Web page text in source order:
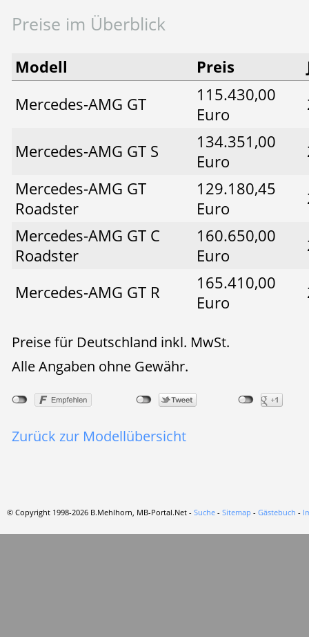
Preise im Überblick
Modell Preis
Mercedes-AMG GT
115.430,00
Euro
Mercedes-AMG GT S
134.351,00
Euro
Mercedes-AMG GT
Roadster
129.180,45
Euro
Mercedes-AMG GT C
Roadster
160.650,00
Euro
Mercedes-AMG GT R
165.410,00
Euro
Preise für Deutschland inkl. MwSt.
Alle Angaben ohne Gewähr.
Zurück zur Modellübersicht
© Copyright 1998-2026 B.Mehlhorn, MB-Portal.Net - Suche - Sitemap - Gästebuch -